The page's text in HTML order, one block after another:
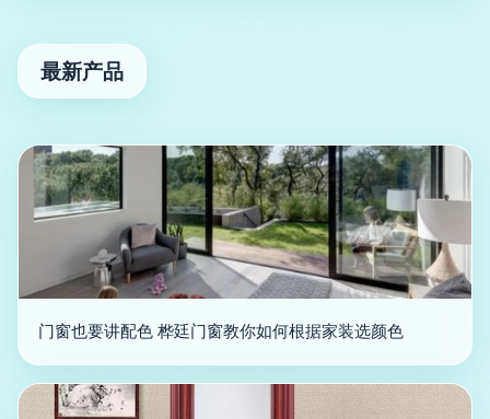
最新产品
门窗也要讲配色 桦廷门窗教你如何根据家装选颜色